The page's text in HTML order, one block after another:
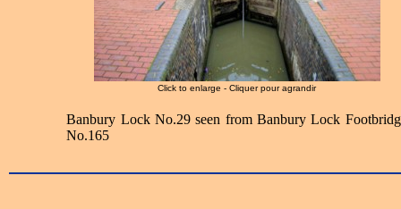
Click to enlarge - Cliquer pour agrandir
Banbury Lock No.29 seen from Banbury Lock
No.165